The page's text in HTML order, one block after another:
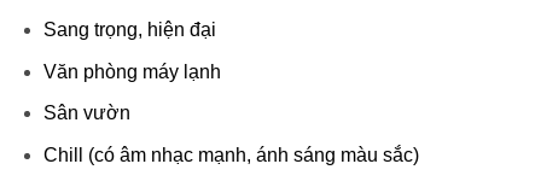
Sang trọng, hiện đại
Văn phòng máy lạnh
Sân vườn
Chill (có âm nhạc mạnh, ánh sáng màu sắc)